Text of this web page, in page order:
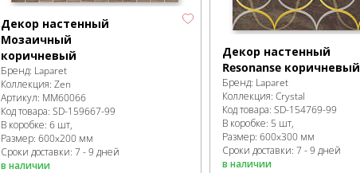
Декор настенный
Мозаичный
коричневый
Бренд: Laparet
Коллекция: Zen
Артикул: MM60066
Код товара: SD-159667-99
В коробке: 6 шт,
Размер: 600x200 мм
Сроки доставки: 7 - 9 дней
в наличии
Декор настенный
Resonanse коричневый
Бренд: Laparet
Коллекция:Crystal
Код товара:SD-154769-99
В коробке: 5 шт,
Размер:600x300 мм
Сроки доставки: 7 - 9 дней
в наличии